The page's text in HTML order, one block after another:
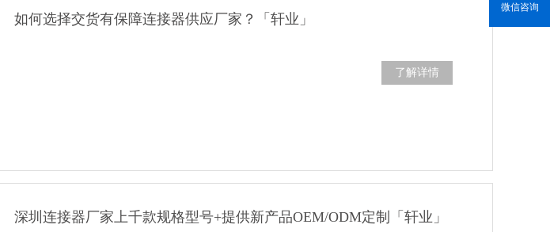
如何选择交货有保障连接器供应厂家？「轩业」
了解详情
深圳连接器厂家上千款规格型号+提供新产品OEM/ODM定制「轩业」
微信咨询